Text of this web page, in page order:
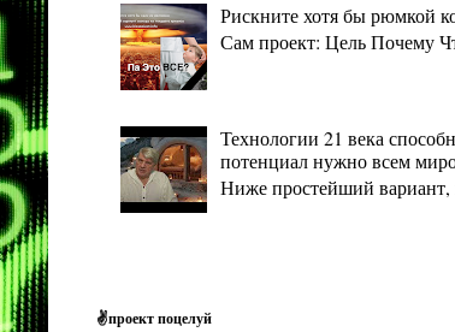
Рискните хотя бы рюмкой
Сам проект: Цель Почему
Технологии 21 века
потенциал нужно всем
Ниже простейший вариант,
✌проект поцелуй